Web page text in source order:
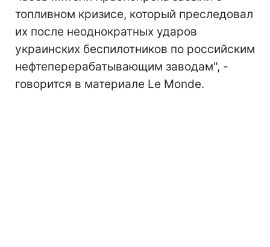
топливном кризисе, который преследовал
их после неоднократных ударов
украинских беспилотников по российским
нефтеперерабатывающим заводам", -
говорится в материале Le Monde.